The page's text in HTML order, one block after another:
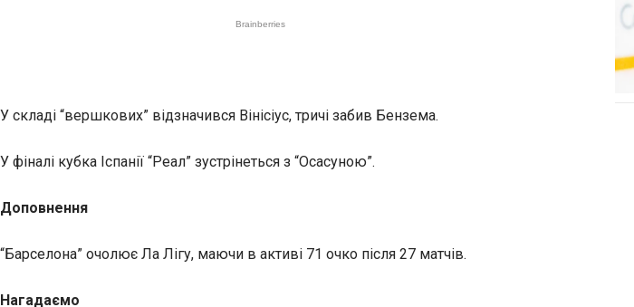
У складі “вершкових” відзначився Вінісіус, тричі забив Бензема.
У фіналі кубка Іспанії “Реал” зустрінеться з “Осасуною”.
Доповнення
“Барселона” очолює Ла Лігу, маючи в активі 71 очко після 27 матчів.
Нагадаємо